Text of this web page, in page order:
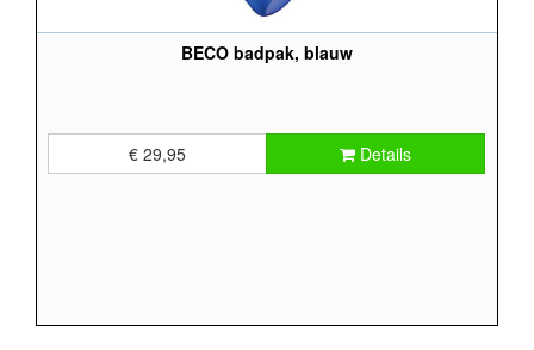
BECO badpak, blauw
€ 29,95 Details